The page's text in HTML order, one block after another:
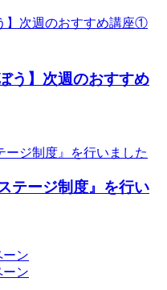
う】次週のおすすめ
テージ制度』を行い